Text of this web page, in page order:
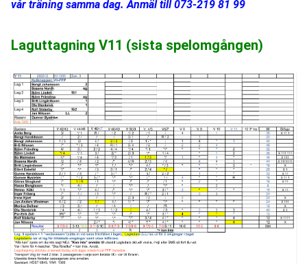
vår träning samma dag. Anmäl till 073-219 81 99
Laguttagning V11 (sista spelomgången)